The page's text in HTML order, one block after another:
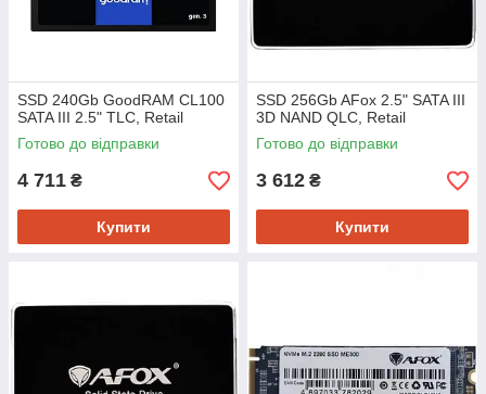
SSD 240Gb GoodRAM CL100
SATA III 2.5" TLC, Retail
Готово до відправки
4 711 ₴
Купити
SSD 256Gb AFox 2.5" SATA III
3D NAND QLC, Retail
Готово до відправки
3 612 ₴
Купити